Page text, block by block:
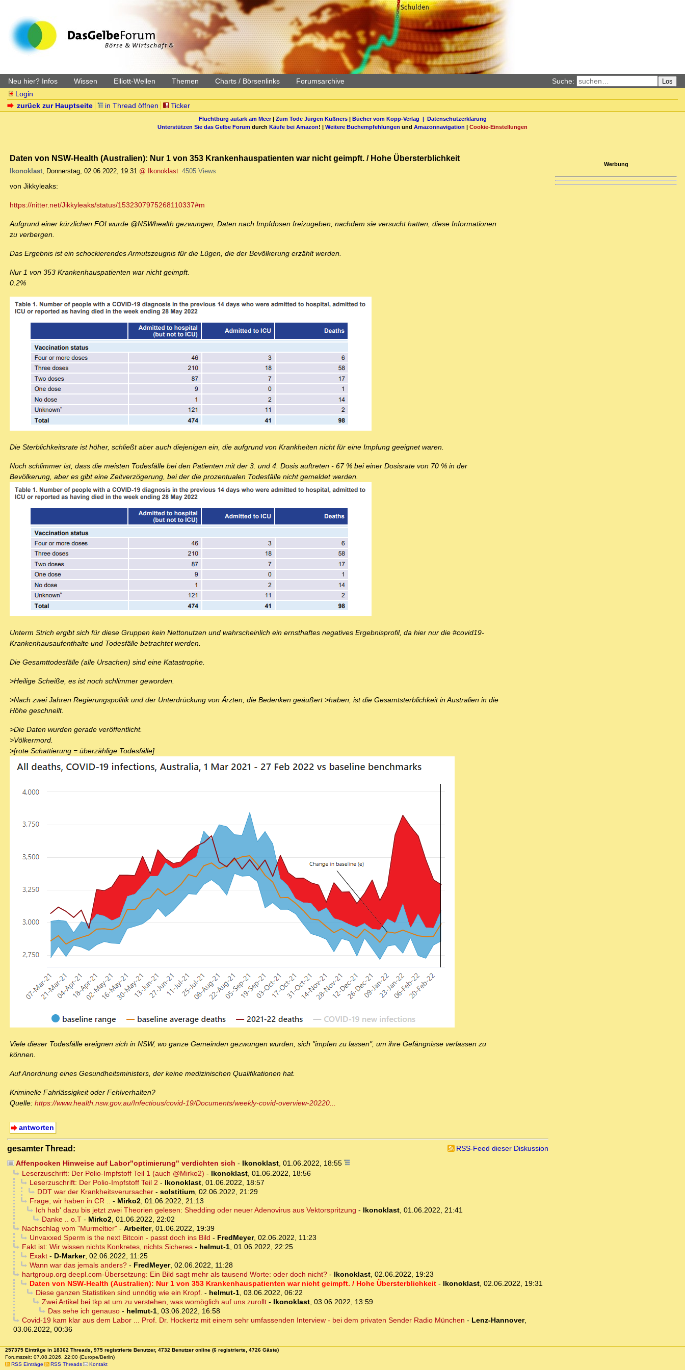
Neu hier? Infos Wissen Elliott-Wellen Themen Charts / Börsenlinks Forumsarchive Suche: Los
Login
zurück zur Hauptseite
in Thread öffnen Ticker
Fluchtburg autark am Meer| Zum Tode Jürgen Küßners| Bücher vom Kopp-Verlag | Datenschutzerklärung
Unterstützen Sie das Gelbe Forum durch Käufe bei Amazon! | Weitere Buchempfehlungen und Amazonnavigation | Cookie-Einstellungen
Daten von NSW-Health (Australien): Nur 1 von 353 Krankenhauspatienten war nicht geimpft. / Hohe Übersterblichkeit
Ikonoklast, Donnerstag, 02.06.2022, 19:31 @ Ikonoklast 4505 Views
von Jikkyleaks:
https://nitter.net/Jikkyleaks/status/1532307975268110337#m
Aufgrund einer kürzlichen FOI wurde @NSWhealth gezwungen, Daten nach Impfdosen freizugeben, nachdem sie versucht hatten, diese Informationen
zu verbergen.
Das Ergebnis ist ein schockierendes Armutszeugnis für die Lügen, die der Bevölkerung erzählt werden.
Nur 1 von 353 Krankenhauspatienten war nicht geimpft.
0.2%
Die Sterblichkeitsrate ist höher, schließt aber auch diejenigen ein, die aufgrund von Krankheiten nicht für eine Impfung geeignet waren.
Noch schlimmer ist, dass die meisten Todesfälle bei den Patienten mit der 3. und 4. Dosis auftreten - 67 % bei einer Dosisrate von 70 % in der
Bevölkerung, aber es gibt eine Zeitverzögerung, bei der die prozentualen Todesfälle nicht gemeldet werden.
Unterm Strich ergibt sich für diese Gruppen kein Nettonutzen und wahrscheinlich ein ernsthaftes negatives Ergebnisprofil, da hier nur die #covid19-
Krankenhausaufenthalte und Todesfälle betrachtet werden.
Die Gesamttodesfälle (alle Ursachen) sind eine Katastrophe.
>Heilige Scheiße, es ist noch schlimmer geworden.
>Nach zwei Jahren Regierungspolitik und der Unterdrückung von Ärzten, die Bedenken geäußert >haben, ist die Gesamtsterblichkeit in Australien in die
Höhe geschnellt.
>Die Daten wurden gerade veröffentlicht.
>Völkermord.
>[rote Schattierung = überzählige Todesfälle]
Viele dieser Todesfälle ereignen sich in NSW, wo ganze Gemeinden gezwungen wurden, sich "impfen zu lassen", um ihre Gefängnisse verlassen zu
können.
Auf Anordnung eines Gesundheitsministers, der keine medizinischen Qualifikationen hat.
Kriminelle Fahrlässigkeit oder Fehlverhalten?
Quelle: https://www.health.nsw.gov.au/Infectious/covid-19/Documents/weekly-covid-overview-20220...
antworten
gesamter Thread:
RSS-Feed dieser Diskussion
Affenpocken Hinweise auf Labor"optimierung" verdichten sich - Ikonoklast, 01.06.2022, 18:55
Leserzuschrift: Der Polio-Impfstoff Teil 1 (auch @Mirko2) - Ikonoklast, 01.06.2022, 18:56
Leserzuschrift: Der Polio-Impfstoff Teil 2 - Ikonoklast, 01.06.2022, 18:57
DDT war der Krankheitsverursacher- solstitium, 02.06.2022, 21:29
Frage, wir haben in CR .. - Mirko2, 01.06.2022, 21:13
Ich hab' dazu bis jetzt zwei Theorien gelesen: Shedding oder neuer Adenovirus aus Vektorspritzung - Ikonoklast, 01.06.2022, 21:41
Danke .. o.T- Mirko2, 01.06.2022, 22:02
Nachschlag vom "Murmeltier"- Arbeiter, 01.06.2022, 19:39
Unvaxxed Sperm is the next Bitcoin - passt doch ins Bild - FredMeyer, 02.06.2022, 11:23
Fakt ist: Wir wissen nichts Konkretes, nichts Sicheres- helmut-1, 01.06.2022, 22:25
Exakt- D-Marker, 02.06.2022, 11:25
Wann war das jemals anders?- FredMeyer, 02.06.2022, 11:28
hartgroup.org deepl.com-Übersetzung: Ein Bild sagt mehr als tausend Worte: oder doch nicht?- Ikonoklast, 02.06.2022, 19:23
Daten von NSW-Health (Australien): Nur 1 von 353 Krankenhauspatienten war nicht geimpft. / Hohe Übersterblichkeit- Ikonoklast, 02.06.2022, 19:31
Diese ganzen Statistiken sind unnötig wie ein Kropf. - helmut-1, 03.06.2022, 06:22
Zwei Artikel bei tkp.at um zu verstehen, was womöglich auf uns zurollt- Ikonoklast, 03.06.2022, 13:59
Das sehe ich genauso- helmut-1, 03.06.2022, 16:58
Covid-19 kam klar aus dem Labor ... Prof. Dr. Hockertz mit einem sehr umfassenden Interview - bei dem privaten Sender Radio München - Lenz-Hannover,
03.06.2022, 00:36
Werbung
257375 Einträge in 18362 Threads, 975 registrierte Benutzer, 4732 Benutzer online (6 registrierte, 4726 Gäste)
Forumszeit: 07.08.2026, 22:00 (Europe/Berlin)
RSS Einträge
RSS Threads Kontakt